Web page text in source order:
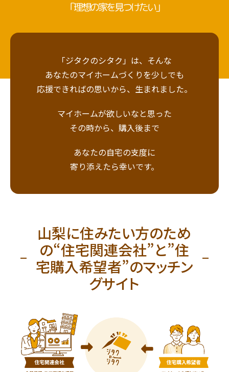
「理想の家を見つけたい」
「ジタクのシタク」は、そんな
あなたのマイホームづくりを少しでも
応援できればの思いから、生まれました。
マイホームが欲しいなと思った
その時から、購入後まで
あなたの自宅の支度に
寄り添えたら幸いです。
山梨に住みたい方のため
の“住宅関連会社”と”住
宅購入希望者”のマッチン
グサイト